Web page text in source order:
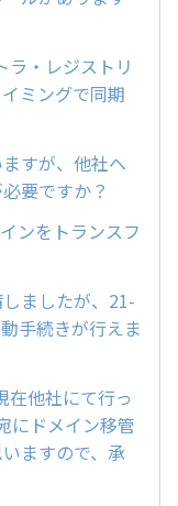
・レジストリ
ミングで同期
すが、他社へ
要ですか？
ンをトランスフ
ましたが、21-
手続きが行えま
在他社にて行っ
にドメイン移管
ますので、承